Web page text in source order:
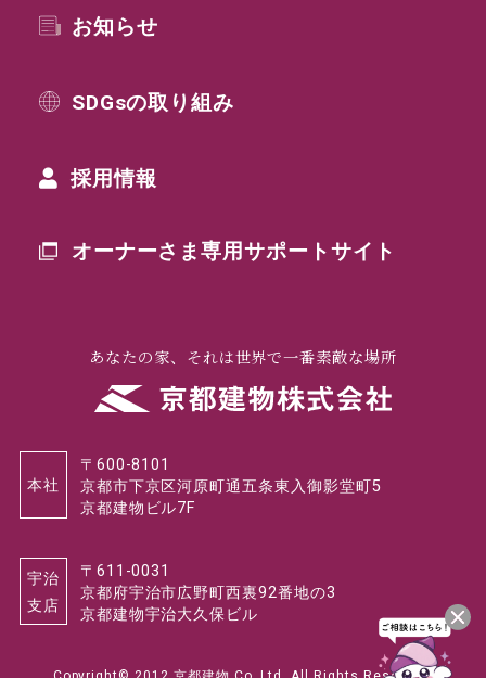
お知らせ
SDGsの取り組み
採用情報
オーナーさま専用サポートサイト
あなたの家、それは世界で一番素敵な場所
本社
〒600-8101
京都市下京区河原町通五条東入御影堂町5
京都建物ビル7F
宇治
支店
〒611-0031
京都府宇治市広野町西裏92番地の3
京都建物宇治大久保ビル